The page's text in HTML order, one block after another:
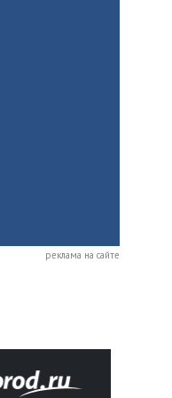
реклама на сайте